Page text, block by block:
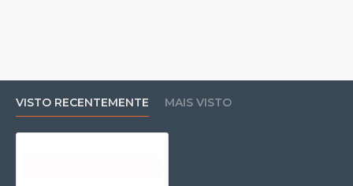
VISTO RECENTEMENTE MAIS VISTO